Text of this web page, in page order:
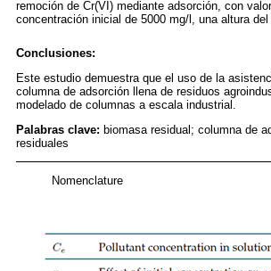
remoción de Cr(VI) mediante adsorción, con
concentración inicial de 5000 mg/l, una altura
Conclusiones:
Este estudio demuestra que el uso de la
columna de adsorción llena de residuos
modelado de columnas a escala industrial.
Palabras clave: biomasa residual; columna de
residuales
Nomenclature